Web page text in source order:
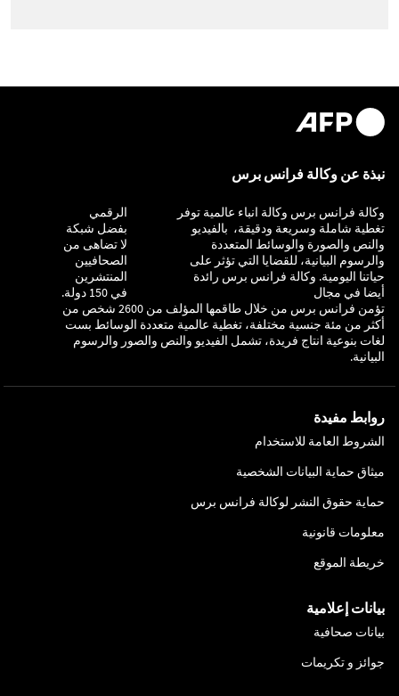
نبذة عن وكالة فرانس برس
وكالة فرانس برس وكالة انباء عالمية توفر
تغطية شاملة وسريعة ودقيقة، بالفيديو
والنص والصورة والوسائط المتعددة
والرسوم البيانية، للقضايا التي تؤثر على
حياتنا اليومية. وكالة فرانس برس رائدة
أيضا في مجال
الرقمي
بفضل شبكة
لا تضاهى من
الصحافيين
المنتشرين
في 150 دولة.
تؤمن فرانس برس من خلال طاقمها المؤلف من 2600 شخص من
أكثر من مئة جنسية مختلفة، تغطية عالمية متعددة الوسائط بست
لغات بنوعية انتاج فريدة، تشمل الفيديو والنص والصور والرسوم
البيانية.
روابط مفيدة
الشروط العامة للاستخدام
ميثاق حماية البيانات الشخصية
حماية حقوق النشر لوكالة فرانس برس
معلومات قانونية
خريطة الموقع
بيانات إعلامية
بيانات صحافية
جوائز و تكريمات